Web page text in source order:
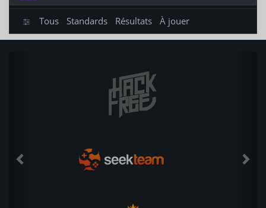
Tous Standards Résultats À jouer